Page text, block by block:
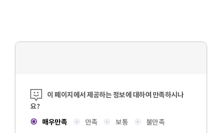
콘텐츠 만족도 조사
이 페이지에서 제공하는 정보에 대하여 만족하시나
요?
매우만족
만족 보통
불만족